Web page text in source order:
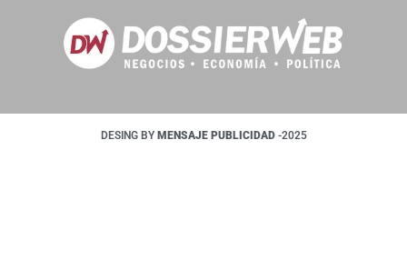
DESING BY MENSAJE PUBLICIDAD -2025